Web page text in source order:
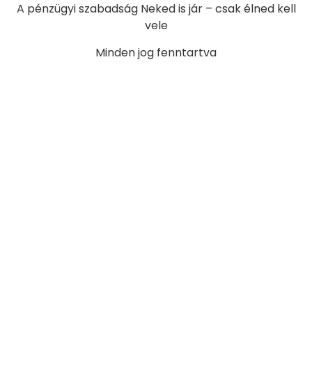
A pénzügyi szabadság Neked is jár – csak élned kell
vele
Minden jog fenntartva